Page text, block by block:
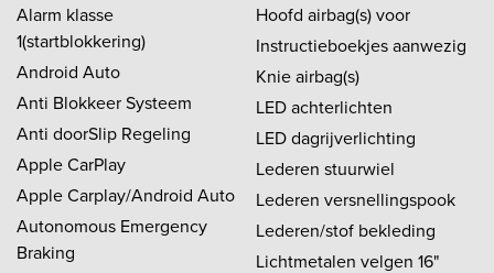
Alarm klasse
1(startblokkering)
Android Auto
Anti Blokkeer Systeem
Anti doorSlip Regeling
Apple CarPlay
Apple Carplay/Android Auto
Autonomous Emergency
Braking
Hoofd airbag(s) voor
Instructieboekjes aanwezig
Knie airbag(s)
LED achterlichten
LED dagrijverlichting
Lederen stuurwiel
Lederen versnellingspook
Lederen/stof bekleding
Lichtmetalen velgen 16"